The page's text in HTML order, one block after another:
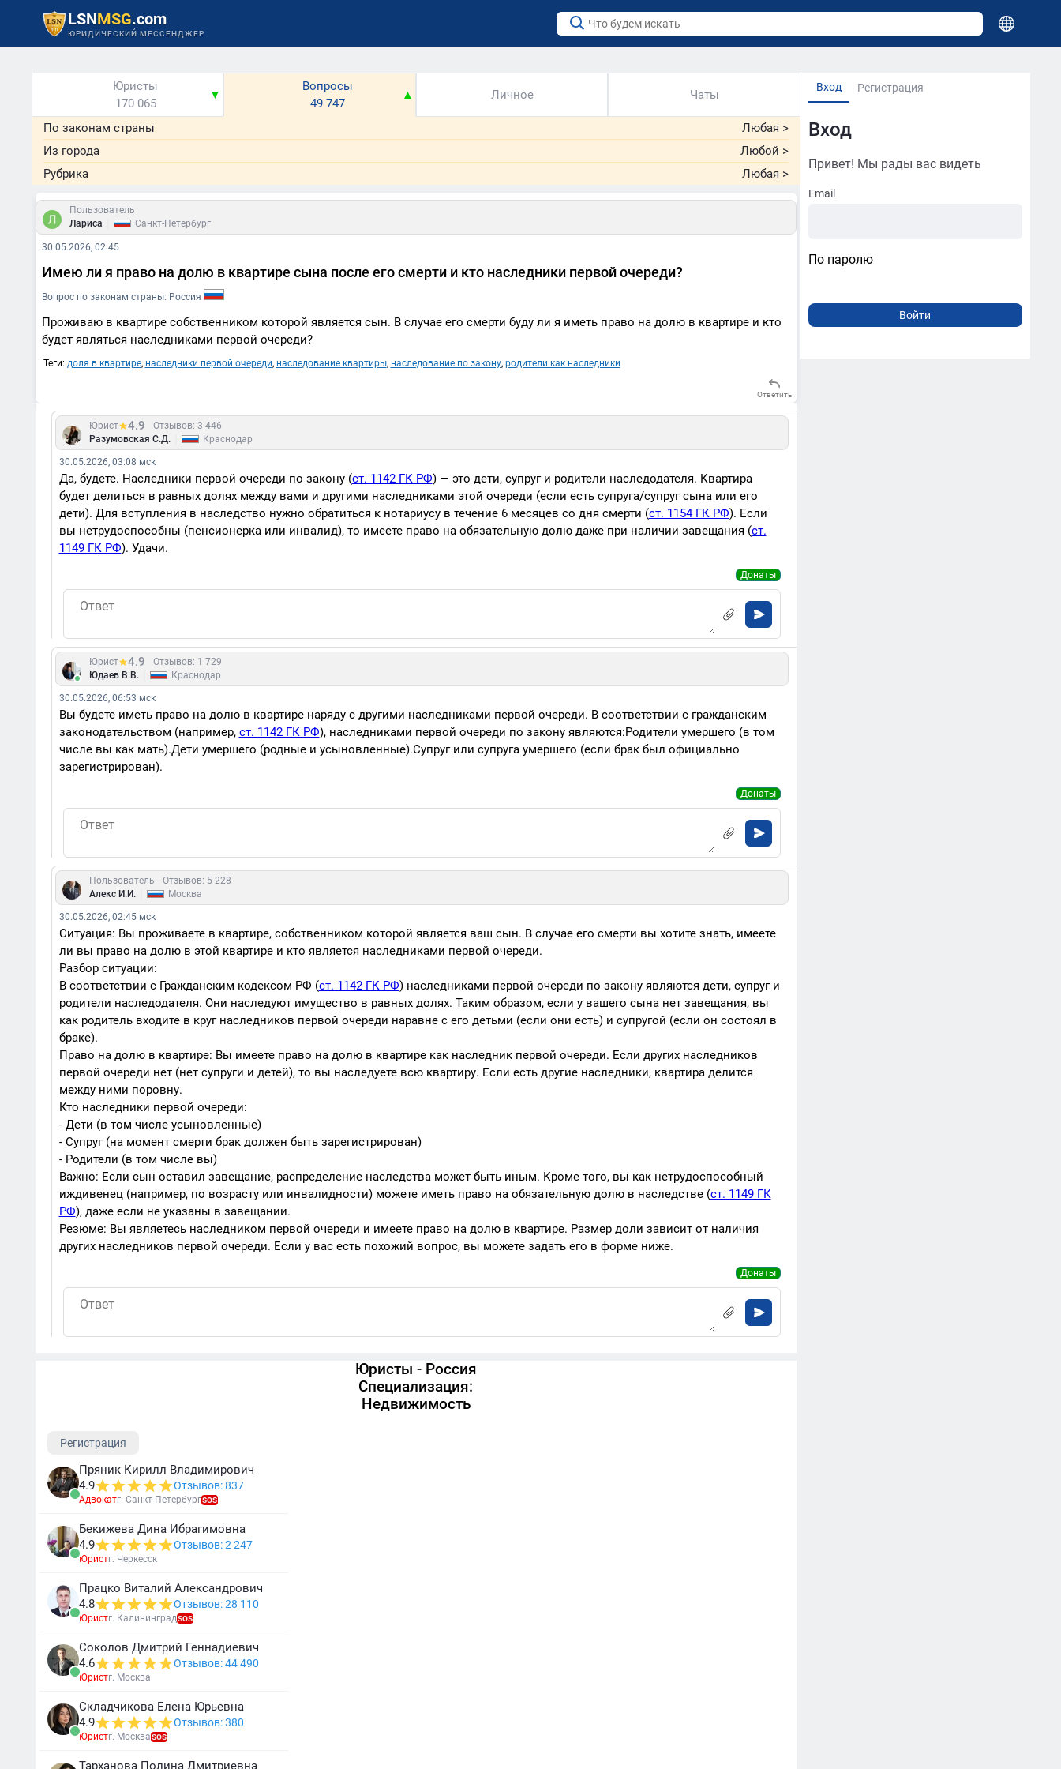
LSNMSG.com
ЮРИДИЧЕСКИЙ МЕССЕНДЖЕР
Вход Регистрация
Вход
Привет! Мы рады вас видеть
Email
По паролю
Юристы
170 065
▼
Вопросы
49 747
▲ Личное Чаты
По законам страны Любая >
Из города
Любой >
Рубрика
Любая >
Пользователь
Лариса
Санкт-Петербург
30.05.2026, 02:45
Имею ли я право на долю в квартире сына после его смерти и кто наследники первой очереди?
Вопрос по законам страны: Россия
Проживаю в квартире собственником которой является сын. В случае его смерти буду ли я иметь право на долю в квартире и кто
будет являться наследниками первой очереди?
Теги: доля в квартире, наследники первой очереди, наследование квартиры, наследование по закону, родители как наследники
Ответить
Юрист 4.9
Отзывов: 3 446
Разумовская С.Д.
Краснодар
30.05.2026, 03:08 мск
Да, будете. Наследники первой очереди по закону (ст. 1142 ГК РФ) — это дети, супруг и родители наследодателя. Квартира
будет делиться в равных долях между вами и другими наследниками этой очереди (если есть супруга/супруг сына или его
дети). Для вступления в наследство нужно обратиться к нотариусу в течение 6 месяцев со дня смерти (ст. 1154 ГК РФ). Если
вы нетрудоспособны (пенсионерка или инвалид), то имеете право на обязательную долю даже при наличии завещания (ст.
1149 ГК РФ). Удачи.
Донаты
Юрист 4.9
Отзывов: 1 729
Юдаев В.В.
Краснодар
30.05.2026, 06:53 мск
Вы будете иметь право на долю в квартире наряду с другими наследниками первой очереди. В соответствии с гражданским
законодательством (например, ст. 1142 ГК РФ), наследниками первой очереди по закону являются:Родители умершего (в том
числе вы как мать).Дети умершего (родные и усыновленные).Супруг или супруга умершего (если брак был официально
зарегистрирован).
Донаты
Пользователь
Отзывов: 5 228
Алекс И.И.
Москва
30.05.2026, 02:45 мск
Ситуация: Вы проживаете в квартире, собственником которой является ваш сын. В случае его смерти вы хотите знать, имеете
ли вы право на долю в этой квартире и кто является наследниками первой очереди.
Разбор ситуации:
В соответствии с Гражданским кодексом РФ (ст. 1142 ГК РФ) наследниками первой очереди по закону являются дети, супруг и
родители наследодателя. Они наследуют имущество в равных долях. Таким образом, если у вашего сына нет завещания, вы
как родитель входите в круг наследников первой очереди наравне с его детьми (если они есть) и супругой (если он состоял в
браке).
Право на долю в квартире: Вы имеете право на долю в квартире как наследник первой очереди. Если других наследников
первой очереди нет (нет супруги и детей), то вы наследуете всю квартиру. Если есть другие наследники, квартира делится
между ними поровну.
Кто наследники первой очереди:
- Дети (в том числе усыновленные)
- Супруг (на момент смерти брак должен быть зарегистрирован)
- Родители (в том числе вы)
Важно: Если сын оставил завещание, распределение наследства может быть иным. Кроме того, вы как нетрудоспособный
иждивенец (например, по возрасту или инвалидности) можете иметь право на обязательную долю в наследстве (ст. 1149 ГК
РФ), даже если не указаны в завещании.
Резюме: Вы являетесь наследником первой очереди и имеете право на долю в квартире. Размер доли зависит от наличия
других наследников первой очереди. Если у вас есть похожий вопрос, вы можете задать его в форме ниже.
Донаты
Юристы - Россия
Специализация:
Недвижимость
Регистрация
Пряник Кирилл Владимирович
4.9
Отзывов: 837
Адвокатг. Санкт-ПетербургSOS
Бекижева Дина Ибрагимовна
4.9
Отзывов: 2 247
Юристг. Черкесск
Працко Виталий Александрович
4.8
Отзывов: 28 110
Юристг. КалининградSOS
Соколов Дмитрий Геннадиевич
4.6
Отзывов: 44 490
Юристг. Москва
Складчикова Елена Юрьевна
4.9
Отзывов: 380
Юристг. МоскваSOS
Тарханова Полина Дмитриевна